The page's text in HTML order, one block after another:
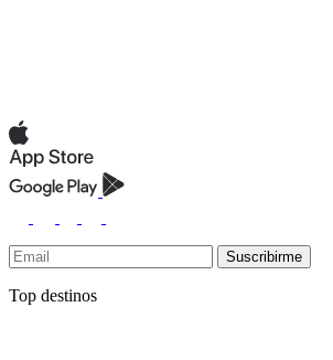
Suscribirme
Top destinos